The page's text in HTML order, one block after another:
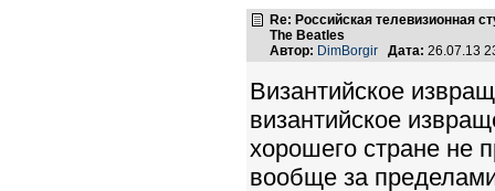
Re: Российская телевизионная
The Beatles
Автор: DimBorgir Дата: 26.07.13
Византийское
византийское
хорошего стране не
вообще за